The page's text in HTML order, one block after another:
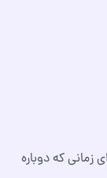
زمانی که دوباره